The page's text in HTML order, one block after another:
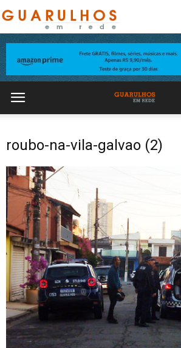
roubo-na-vila-galvao (2)